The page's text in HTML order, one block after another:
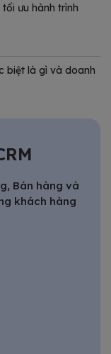
ưu hành trình
biệt là gì và doanh
Bán hàng và
khách hàng